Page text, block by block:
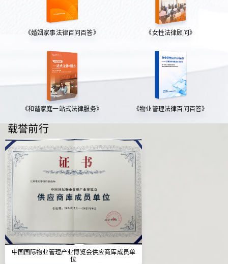
《婚姻家事法律百问百答》 《女性法律顾问》
《和谐家庭一站式法律服务》 《物业管理法律百问百答》
载誉前行
中国国际物业管理产业博览会供应商库成员单
位